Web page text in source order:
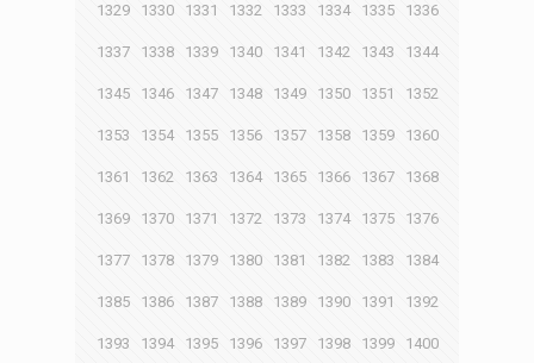
1329 1330 1331 1332 1333 1334 1335 1336
1337 1338 1339 1340 1341 1342 1343 1344
1345 1346 1347 1348 1349 1350 1351 1352
1353 1354 1355 1356 1357 1358 1359 1360
1361 1362 1363 1364 1365 1366 1367 1368
1369 1370 1371 1372 1373 1374 1375 1376
1377 1378 1379 1380 1381 1382 1383 1384
1385 1386 1387 1388 1389 1390 1391 1392
1393 1394 1395 1396 1397 1398 1399 1400